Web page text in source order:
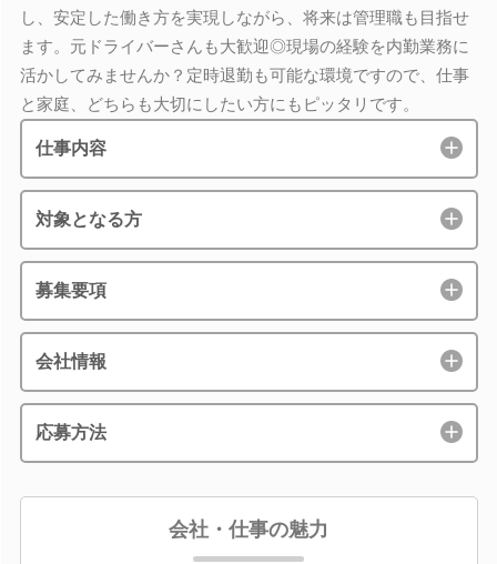
し、安定した働き方を実現しながら、将来は管理職も目指せ
ます。元ドライバーさんも大歓迎◎現場の経験を内勤業務に
活かしてみませんか？定時退勤も可能な環境ですので、仕事
と家庭、どちらも大切にしたい方にもピッタリです。
仕事内容
対象となる方
募集要項
会社情報
応募方法
会社・仕事の魅力